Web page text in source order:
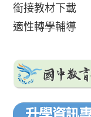
銜接教材下載
適性轉學輔導